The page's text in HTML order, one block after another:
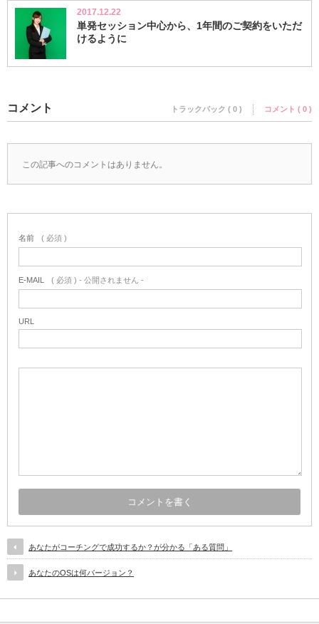
2017.12.22
単発セッション中心から、1年間のご契約をいただ
けるように
コメント トラックバック ( 0 ) コメント ( 0 )
この記事へのコメントはありません。
名前 ( 必須 )
E-MAIL ( 必須 ) - 公開されません -
URL
あなたがコーチングで成功するか？が分かる「ある質問」
あなたのOSは何バージョン？